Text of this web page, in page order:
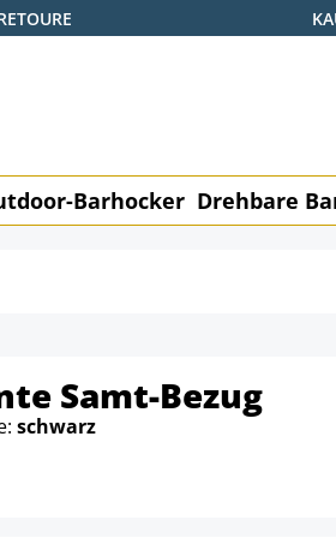
Barhocker Drehbare
Samt-Bezug
schwarz